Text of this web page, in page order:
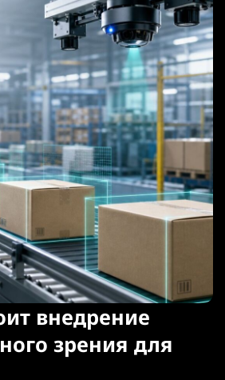
внедрение
зрения для